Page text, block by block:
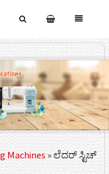
Machines»ಲೆದರ್ ಸ್ಟಿಚ್